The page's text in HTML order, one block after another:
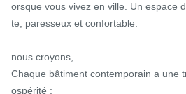
orsque vous vivez en ville. Un espace
te, paresseux et confortable.
nous croyons,
Chaque bâtiment contemporain a une
ospérité ;